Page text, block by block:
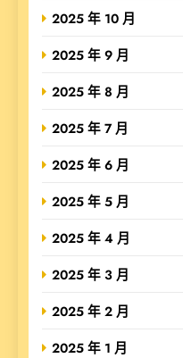
2025 年 10 月
2025 年 9 月
2025 年 8 月
2025 年 7 月
2025 年 6 月
2025 年 5 月
2025 年 4 月
2025 年 3 月
2025 年 2 月
2025 年 1 月